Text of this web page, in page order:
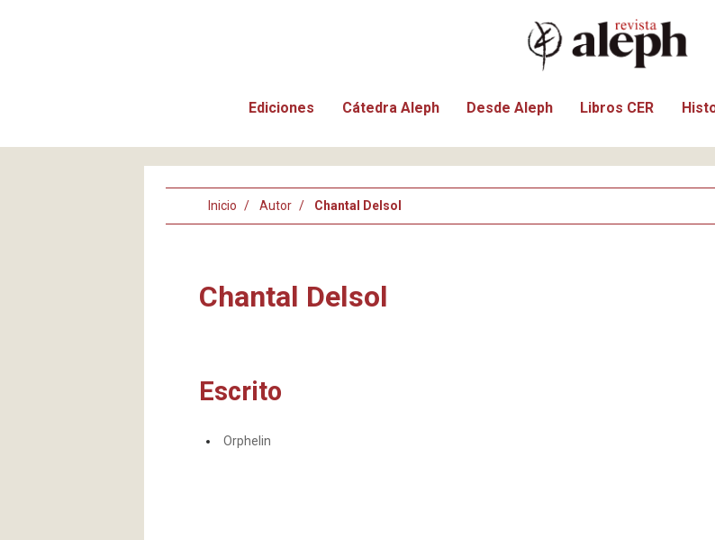
Ediciones Cátedra Aleph Desde Aleph Libros CER
Inicio Autor Chantal Delsol
Chantal Delsol
Escrito
Orphelin